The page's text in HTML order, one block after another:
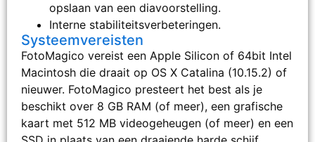
opslaan van een diavoorstelling.
Interne stabiliteitsverbeteringen.
Systeemvereisten
FotoMagico vereist een Apple Silicon of 64bit Intel
Macintosh die draait op OS X Catalina (10.15.2) of
nieuwer. FotoMagico presteert het best als je
beschikt over 8 GB RAM (of meer), een grafische
kaart met 512 MB videogeheugen (of meer) en een